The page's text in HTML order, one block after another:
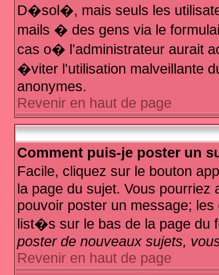
D�sol�, mais seuls les
mails � des gens via le
cas o� l'administrateur aurait
�viter l'utilisation malveillante
anonymes.
Revenir en haut de page
Comment puis-je poster un
Facile, cliquez sur le bouton
la page du sujet. Vous
pouvoir poster un message;
list�s sur le bas de la page du
poster de nouveaux sujets,
Revenir en haut de page